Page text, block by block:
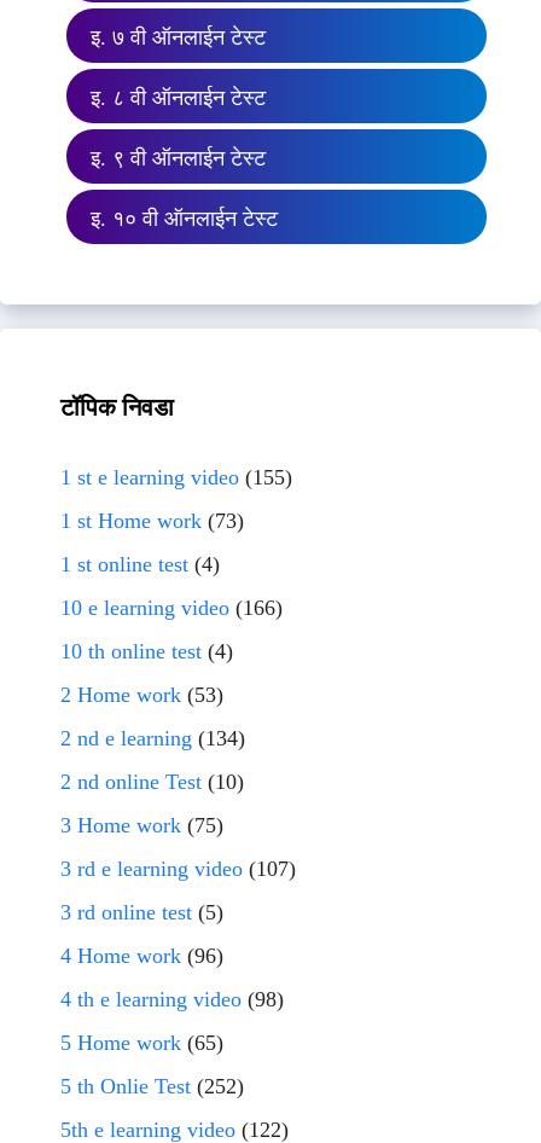
इ. ७ वी ऑनलाईन टेस्ट
इ. ८ वी ऑनलाईन टेस्ट
इ. ९ वी ऑनलाईन टेस्ट
इ. १० वी ऑनलाईन टेस्ट
टॉपिक निवडा
1 st e learning video (155)
1 st Home work (73)
1 st online test (4)
10 e learning video (166)
10 th online test (4)
2 Home work (53)
2 nd e learning (134)
2 nd online Test (10)
3 Home work (75)
3 rd e learning video (107)
3 rd online test (5)
4 Home work (96)
4 th e learning video (98)
5 Home work (65)
5 th Onlie Test (252)
5th e learning video (122)